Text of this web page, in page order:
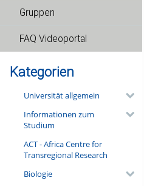
Gruppen
FAQ Videoportal
Kategorien
Universität allgemein
Informationen zum
Studium
ACT - Africa Centre for
Transregional Research
Biologie